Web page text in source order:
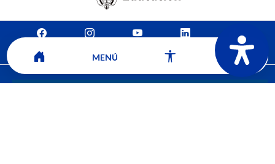
Mapa del sitio Ver ubicación y horarios de atención
MENÚ